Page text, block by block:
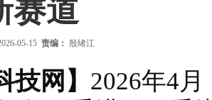
赛道
05-15 责编： 殷绪江
网】 2026年4